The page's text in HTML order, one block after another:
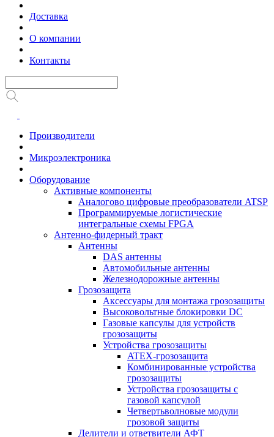
Доставка
О компании
Контакты
Производители
Микроэлектроника
Оборудование
Активные компоненты
Аналогово цифровые преобразователи ATSP
Программируемые логистические
интегральные схемы FPGA
Антенно-фидерный тракт
Антенны
DAS антенны
Автомобильные антенны
Железнодорожные антенны
Грозозащита
Аксессуары для монтажа грозозащиты
Высоковольтные блокировки DC
Газовые капсулы для устройств
грозозащиты
Устройства грозозащиты
ATEX-грозозащита
Комбинированные устройства
грозозащиты
Устройства грозозащиты с
газовой капсулой
Четвертьволновые модули
грозовой защиты
Делители и ответвители АФТ